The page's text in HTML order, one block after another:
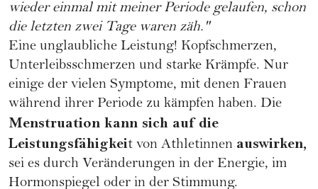
wieder einmal mit meiner Periode gelaufen, schon
die letzten zwei Tage waren zäh."
Eine unglaubliche Leistung! Kopfschmerzen,
Unterleibsschmerzen und starke Krämpfe. Nur
einige der vielen Symptome, mit denen Frauen
während ihrer Periode zu kämpfen haben. Die
Menstruation kann sich auf die
Leistungsfähigkeit von Athletinnen auswirken,
sei es durch Veränderungen in der Energie, im
Hormonspiegel oder in der Stimmung.